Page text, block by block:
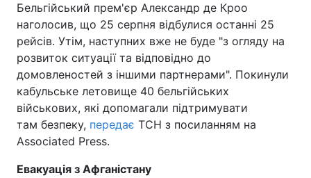
Бельгійський прем'єр Александр де Кроо
наголосив, що 25 серпня відбулися останні 25
рейсів. Утім, наступних вже не буде "з огляду на
розвиток ситуації та відповідно до
домовленостей з іншими партнерами". Покинули
кабульське летовище 40 бельгійських
військових, які допомагали підтримувати
там безпеку, передає ТСН з посиланням на
Associated Press.
Евакуація з Афганістану